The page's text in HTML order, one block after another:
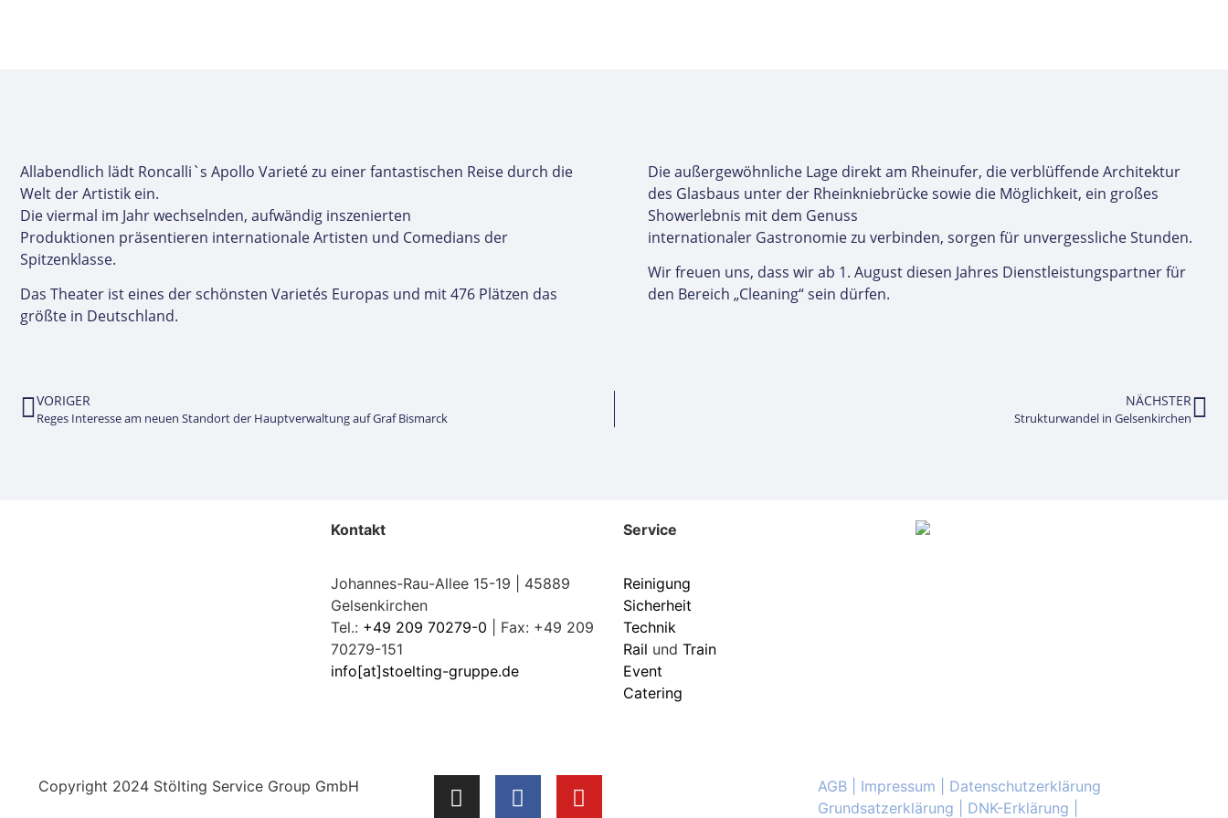
Allabendlich lädt Roncalli`s Apollo Varieté zu einer fantastischen Reise durch die
Welt der Artistik ein.
Die viermal im Jahr wechselnden, aufwändig inszenierten
Produktionen präsentieren internationale Artisten und Comedians der
Spitzenklasse.
Das Theater ist eines der schönsten Varietés Europas und mit 476 Plätzen das
größte in Deutschland.
Die außergewöhnliche Lage direkt am Rheinufer, die verblüffende Architektur
des Glasbaus unter der Rheinkniebrücke sowie die Möglichkeit, ein großes
Showerlebnis mit dem Genuss
internationaler Gastronomie zu verbinden, sorgen für unvergessliche Stunden.
Wir freuen uns, dass wir ab 1. August diesen Jahres Dienstleistungspartner für
den Bereich „Cleaning“ sein dürfen.
VORIGER
Reges Interesse am neuen Standort der Hauptverwaltung auf Graf Bismarck
NÄCHSTER
Strukturwandel in Gelsenkirchen
Kontakt
Johannes-Rau-Allee 15-19 | 45889
Gelsenkirchen
Tel.: +49 209 70279-0 | Fax: +49 209
70279-151
info[at]stoelting-gruppe.de
Service
Reinigung
Sicherheit
Technik
Rail und Train
Event
Catering
Copyright 2024 Stölting Service Group GmbH AGB Impressum
Datenschutzerklärung
Grundsatzerklärung
DNK-Erklärung
Spanish